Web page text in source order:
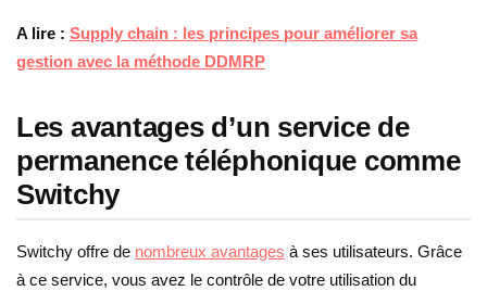
A lire : Supply chain : les principes pour améliorer sa
gestion avec la méthode DDMRP
Les avantages d’un service de
permanence téléphonique comme
Switchy
Switchy offre de nombreux avantages à ses utilisateurs. Grâce
à ce service, vous avez le contrôle de votre utilisation du